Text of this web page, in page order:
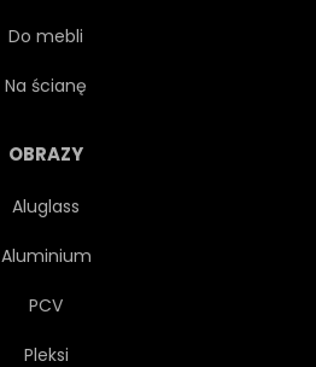
Do mebli
Na ścianę
OBRAZY
Aluglass
Aluminium
PCV
Pleksi